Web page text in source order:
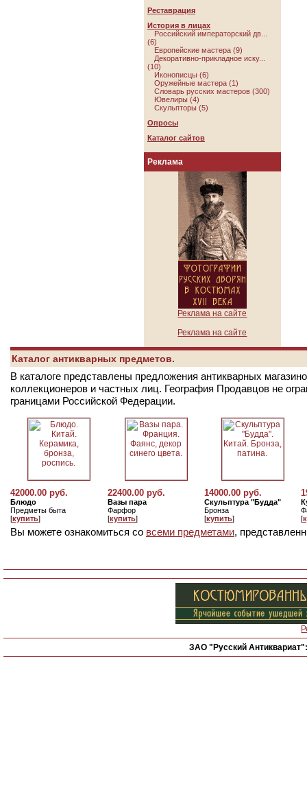
Реставрация
История в лицах
Российский императорский дв...
(6)
Европейские мастера (9)
Декоративно-прикладное иску...
(10)
Иконописцы (6)
Оружейные мастера (1)
Словарь русских мастеров (300)
Ювелиры (4)
Скульпторы (5)
Опросы
Каталог сайтов
Реклама
Реклама на сайте
Реклама на сайте
Каталог антикварных предметов.
В каталоге представлены предложения антикварных
коллекционеров и частных лиц. География Продавцов не
границами Российской Федерации.
42000.00 руб.
Блюдо
Предметы быта
[купить]
22400.00 руб.
Вазы пара
Фарфор
[купить]
14000.00 руб.
Скульптура "Будда"
Бронза
[купить]
[
Вы можете ознакомиться со всеми предметами,
ЗАО "Русский Антиквариат":